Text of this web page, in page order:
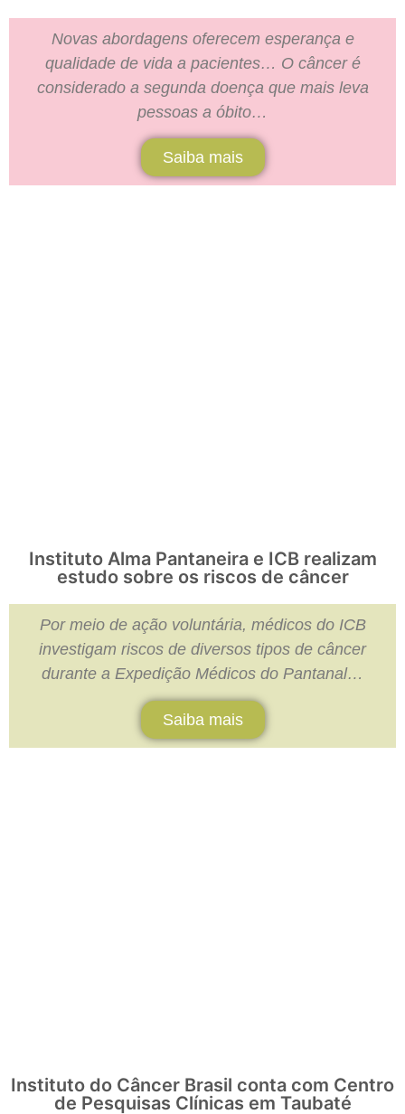
Novas abordagens oferecem esperança e
qualidade de vida a pacientes… O câncer é
considerado a segunda doença que mais leva
pessoas a óbito…
Saiba mais
Instituto Alma Pantaneira e ICB realizam
estudo sobre os riscos de câncer
Por meio de ação voluntária, médicos do ICB
investigam riscos de diversos tipos de câncer
durante a Expedição Médicos do Pantanal…
Saiba mais
Instituto do Câncer Brasil conta com Centro
de Pesquisas Clínicas em Taubaté